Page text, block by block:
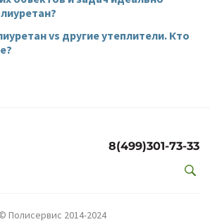
vs другие утеплители. Кто
8(499)301-73-33
© Полисервис 2014-2024